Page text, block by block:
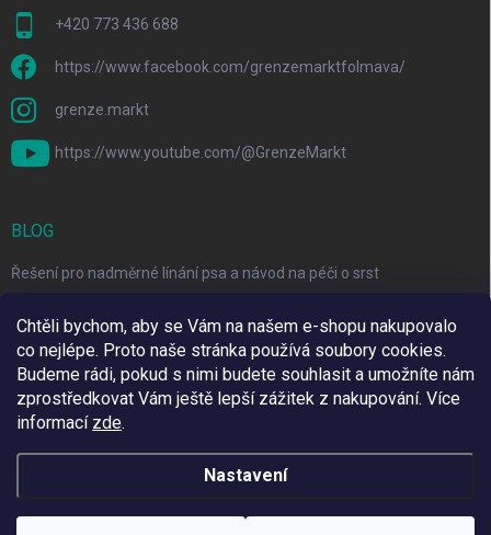
Chtěli bychom, aby se Vám na našem e-shopu nakupovalo
co nejlépe. Proto naše stránka používá soubory cookies.
Budeme rádi, pokud s nimi budete souhlasit a umožníte nám
zprostředkovat Vám ještě lepší zážitek z nakupování. Více
informací zde.
Nastavení
+420 773 436 688
https://www.facebook.com/grenzemarktfolmava/
grenze.markt
https://www.youtube.com/@GrenzeMarkt
BLOG
Řešení pro nadměrné línání psa a návod na péči o srst
Top 6 značek pro domácí mazlíčky za skvělé ceny
Copyright 2026Grenze Markt Online. Všechna práva vyhrazena.Upravit